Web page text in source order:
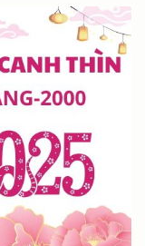
lẫn cơ hội để
Canh Thìn. Từ
và gia đạo,
đáng chú ý,...